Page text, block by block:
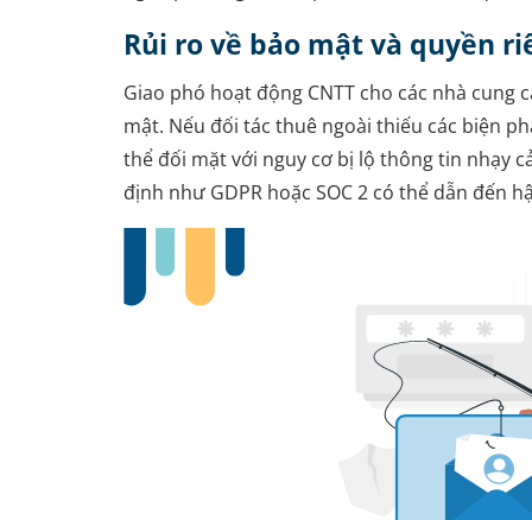
Rủi ro về bảo mật và quyền
Giao phó hoạt động CNTT cho các nhà
mật. Nếu đối tác thuê ngoài thiếu các biện
thể đối mặt với nguy cơ bị lộ thông tin nhạy
định như GDPR hoặc SOC 2 có thể dẫn đến